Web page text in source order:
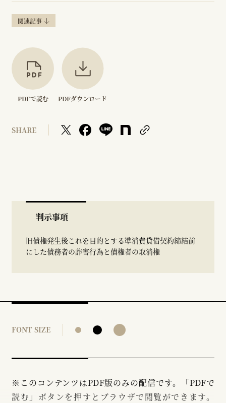
関連記事
PDFで読む PDFダウンロード
SHARE
判示事項
旧債権発生後これを目的とする準消費貸借契約締結前
にした債務者の詐害行為と債権者の取消権
FONT SIZE
※このコンテンツはPDF版のみの配信です。「PDFで
読む」ボタンを押すとブラウザで閲覧ができます。